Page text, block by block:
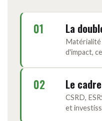
01 La
Matérialité
d'impact,
02 Le cadre
CSRD,
et